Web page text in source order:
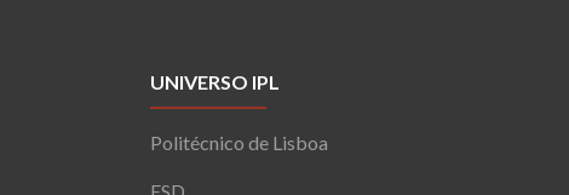
UNIVERSO IPL
Politécnico de Lisboa